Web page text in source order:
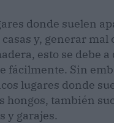
donde suelen
y, generar mal
esto se debe a
fácilmente. Sin
lugares donde
hongos, también
y garajes.